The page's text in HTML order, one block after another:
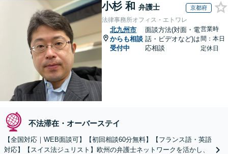
小杉 和 弁護士 京都府
法律事務所オフィス・エトワレ
北九州市
からも相談
受付中
面談方法(対面・電
話・ビデオなど)は
応相談
営業時
間：本日
定休日
不法滞在・オーバーステイ
【全国対応｜WEB面談可】【初回相談60分無料】【フランス語・英語
対応】【スイス法ジュリスト】欧州の弁護士ネットワークを活かし、